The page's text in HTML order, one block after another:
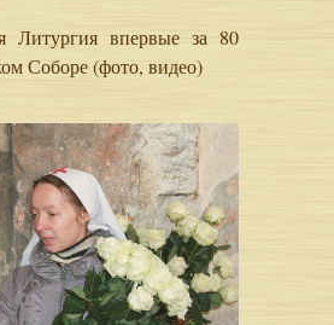
Литургия впервые за 80
Соборе (фото, видео)